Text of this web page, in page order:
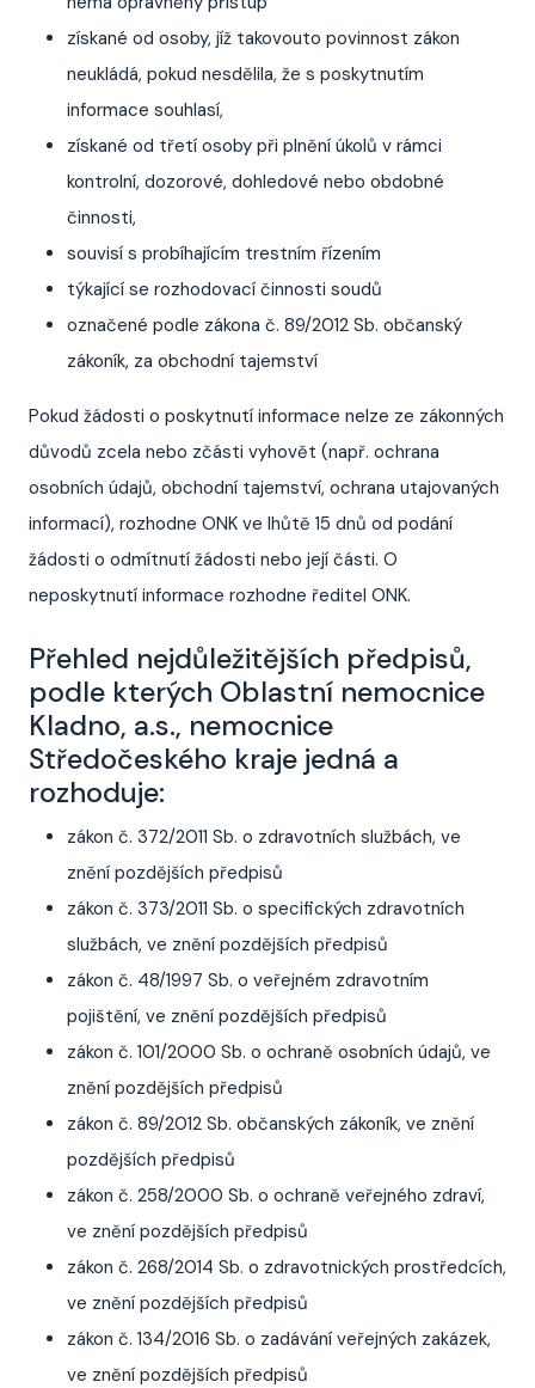
získané od osoby, jíž takovouto povinnost zákon
neukládá, pokud nesdělila, že s poskytnutím
informace souhlasí,
získané od třetí osoby při plnění úkolů v rámci
kontrolní, dozorové, dohledové nebo obdobné
činnosti,
souvisí s probíhajícím trestním řízením
týkající se rozhodovací činnosti soudů
označené podle zákona č. 89/2012 Sb. občanský
zákoník, za obchodní tajemství
Pokud žádosti o poskytnutí informace nelze ze zákonných
důvodů zcela nebo zčásti vyhovět (např. ochrana
osobních údajů, obchodní tajemství, ochrana utajovaných
informací), rozhodne ONK ve lhůtě 15 dnů od podání
žádosti o odmítnutí žádosti nebo její části. O
neposkytnutí informace rozhodne ředitel ONK.
Přehled nejdůležitějších předpisů,
podle kterých Oblastní nemocnice
Kladno, a.s., nemocnice
Středočeského kraje jedná a
rozhoduje:
zákon č. 372/2011 Sb. o zdravotních službách, ve
znění pozdějších předpisů
zákon č. 373/2011 Sb. o specifických zdravotních
službách, ve znění pozdějších předpisů
zákon č. 48/1997 Sb. o veřejném zdravotním
pojištění, ve znění pozdějších předpisů
zákon č. 101/2000 Sb. o ochraně osobních údajů, ve
znění pozdějších předpisů
zákon č. 89/2012 Sb. občanských zákoník, ve znění
pozdějších předpisů
zákon č. 258/2000 Sb. o ochraně veřejného zdraví,
ve znění pozdějších předpisů
zákon č. 268/2014 Sb. o zdravotnických prostředcích,
ve znění pozdějších předpisů
zákon č. 134/2016 Sb. o zadávání veřejných zakázek,
ve znění pozdějších předpisů